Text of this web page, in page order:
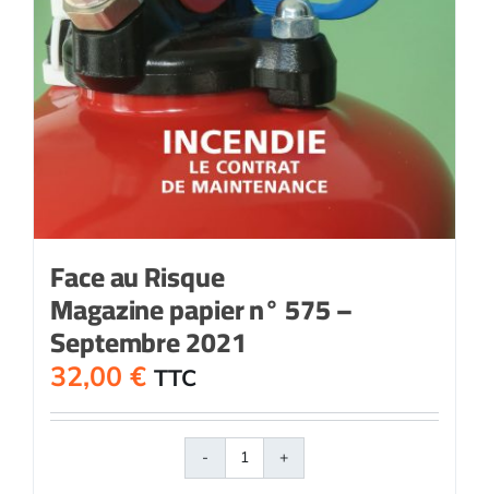
Face au Risque
Magazine papier n° 575 –
Septembre 2021
32,00 € TTC
quantité